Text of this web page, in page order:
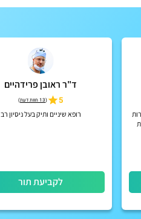
ד"ר ראובן פרידהיים
5
(13 חוות דעת )
רופא שיניים ותיק בעל ניסיון רב
לקביעת תור